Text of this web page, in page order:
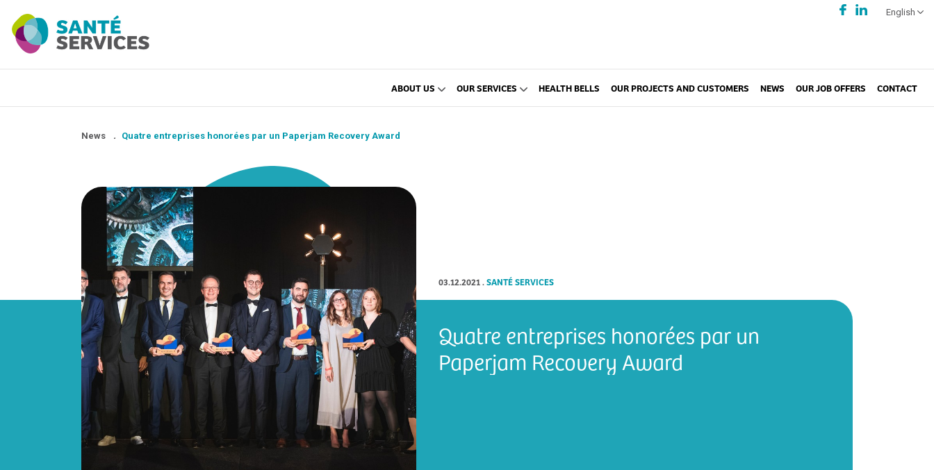
English
ABOUT US OUR SERVICES HEALTH BELLS OUR PROJECTS AND CUSTOMERS NEWS OUR JOB OFFERS CONTACT
News . Quatre entreprises honorées par un Paperjam Recovery Award
03.12.2021.SANTÉ SERVICES
Quatre entreprises honorées par un
Paperjam Recovery Award